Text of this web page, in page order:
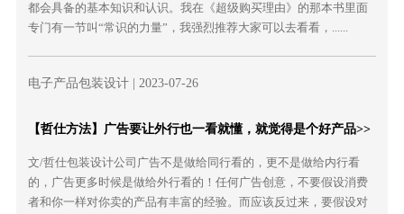
都会具备的基本知识和认识。我在《超级购买理由》的那本书里面
专门有一节叫“常识的力量”，我强烈推荐大家可以去看看，......
电子产品包装设计| 2023-07-26
【哲仕方法】广告要让外行也一看就懂，就觉得是个好产品>>
文/哲仕包装设计公司广告不是做给同行看的，更不是做给内行看
的，广告更多时候是做给外行看的！任何广告创意，不要假设消费
者和你一样对你卖的产品有丰富的经验。而应该反过来，要假设对